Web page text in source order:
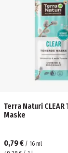
Terra Naturi CLEAR
Maske
0,79 € / 16 ml